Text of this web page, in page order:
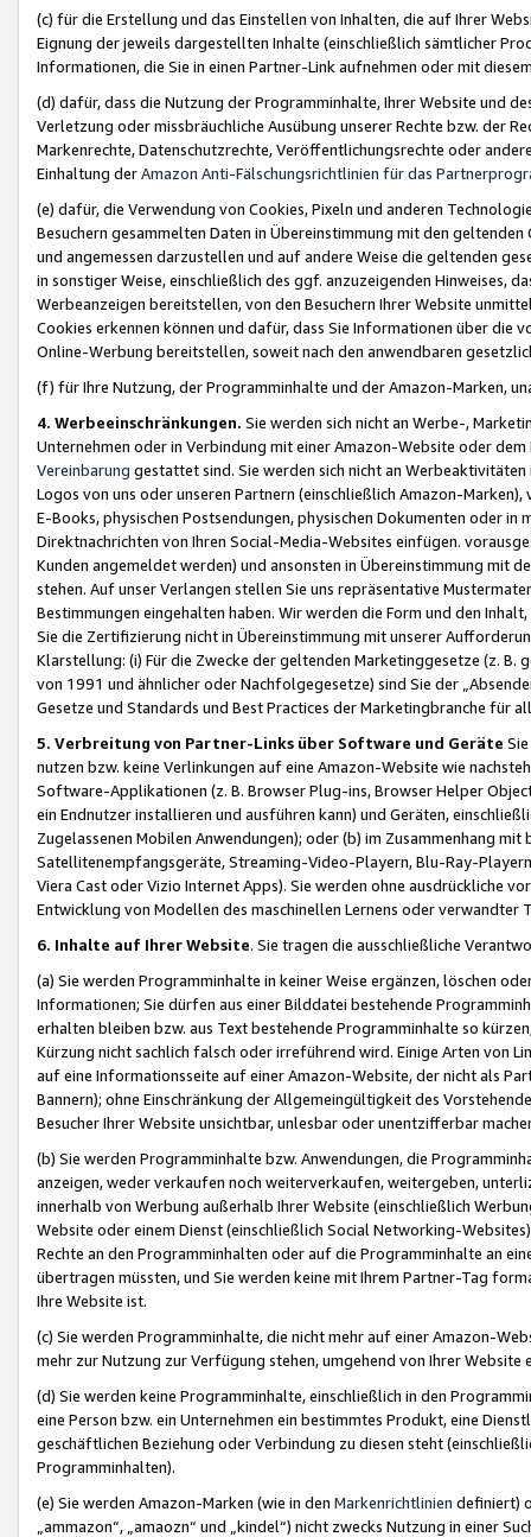
(c) für die Erstellung und das Einstellen von Inhalten, die auf Ihrer
Eignung der jeweils dargestellten Inhalte (einschließlich sämtlicher
Informationen, die Sie in einen Partner-Link aufnehmen oder mit
(d) dafür, dass die Nutzung der Programminhalte, Ihrer Website und
Verletzung oder missbräuchliche Ausübung unserer Rechte bzw. der
Markenrechte, Datenschutzrechte, Veröffentlichungsrechte oder
Einhaltung derAmazon Anti-Fälschungsrichtlinien für das
(e) dafür, die Verwendung von Cookies, Pixeln und anderen
Besuchern gesammelten Daten in Übereinstimmung mit den
und angemessen darzustellen und auf andere Weise die geltenden
in sonstiger Weise, einschließlich des ggf. anzuzeigenden Hinweises,
Werbeanzeigen bereitstellen, von den Besuchern Ihrer Website
Cookies erkennen können und dafür, dass Sie Informationen über die
Online-Werbung bereitstellen, soweit nach den anwendbaren
(f) für Ihre Nutzung, der Programminhalte und der Amazon-Marken,
4. Werbeeinschränkungen. Sie werden sich nicht an Werbe-,
Unternehmen oder in Verbindung mit einer Amazon-Website oder
Vereinbarung gestattet sind. Sie werden sich nicht an
Logos von uns oder unseren Partnern (einschließlich Amazon-
E-Books, physischen Postsendungen, physischen Dokumenten oder in
Direktnachrichten von Ihren Social-Media-Websites einfügen.
Kunden angemeldet werden) und ansonsten in Übereinstimmung mit
stehen. Auf unser Verlangen stellen Sie uns repräsentative
Bestimmungen eingehalten haben. Wir werden die Form und den
Sie die Zertifizierung nicht in Übereinstimmung mit unserer
Klarstellung: (i) Für die Zwecke der geltenden Marketinggesetze (z. B.
von 1991 und ähnlicher oder Nachfolgegesetze) sind Sie der
Gesetze und Standards und Best Practices der Marketingbranche für
5. Verbreitung von Partner-Links über Software und Geräte
nutzen bzw. keine Verlinkungen auf eine Amazon-Website wie
Software-Applikationen (z. B. Browser Plug-ins, Browser Helper
ein Endnutzer installieren und ausführen kann) und Geräten,
Zugelassenen Mobilen Anwendungen); oder (b) im Zusammenhang
Satellitenempfangsgeräte, Streaming-Video-Playern, Blu-Ray-
Viera Cast oder Vizio Internet Apps). Sie werden ohne ausdrückliche
Entwicklung von Modellen des maschinellen Lernens oder
6. Inhalte auf Ihrer Website. Sie tragen die ausschließliche
(a) Sie werden Programminhalte in keiner Weise ergänzen, löschen
Informationen; Sie dürfen aus einer Bilddatei bestehende
erhalten bleiben bzw. aus Text bestehende Programminhalte so
Kürzung nicht sachlich falsch oder irreführend wird. Einige Arten von
auf eine Informationsseite auf einer Amazon-Website, der nicht als
Bannern); ohne Einschränkung der Allgemeingültigkeit des
Besucher Ihrer Website unsichtbar, unlesbar oder unentzifferbar
(b) Sie werden Programminhalte bzw. Anwendungen, die
anzeigen, weder verkaufen noch weiterverkaufen, weitergeben,
innerhalb von Werbung außerhalb Ihrer Website (einschließlich
Website oder einem Dienst (einschließlich Social Networking-
Rechte an den Programminhalten oder auf die Programminhalte an
übertragen müssten, und Sie werden keine mit Ihrem Partner-Tag
Ihre Website ist.
(c) Sie werden Programminhalte, die nicht mehr auf einer Amazon-
mehr zur Nutzung zur Verfügung stehen, umgehend von Ihrer
(d) Sie werden keine Programminhalte, einschließlich in den
eine Person bzw. ein Unternehmen ein bestimmtes Produkt, eine
geschäftlichen Beziehung oder Verbindung zu diesen steht
Programminhalten).
(e) Sie werden Amazon-Marken (wie in den Markenrichtlinien definiert)
„ammazon“, „amaozn“ und „kindel“) nicht zwecks Nutzung in einer